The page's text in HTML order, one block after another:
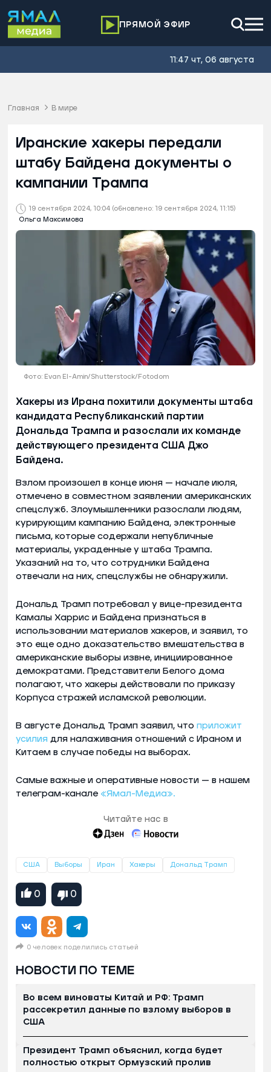
ПРЯМОЙ ЭФИР
11:47 чт, 06 августа
Главная В мире
19 сентября 2024, 10:04 (обновлено: 19 сентября 2024, 11:15)
Ольга Максимова
Иранские хакеры передали
штабу Байдена документы о
кампании Трампа
Фото: Evan El-Amin/Shutterstock/Fotodom
Хакеры из Ирана похитили документы штаба
кандидата Республиканский партии
Дональда Трампа и разослали их команде
действующего президента США Джо
Байдена.
Взлом произошел в конце июня — начале июля,
отмечено в совместном заявлении американских
спецслужб. Злоумышленники разослали людям,
курирующим кампанию Байдена, электронные
письма, которые содержали непубличные
материалы, украденные у штаба Трампа.
Указаний на то, что сотрудники Байдена
отвечали на них, спецслужбы не обнаружили.
Дональд Трамп потребовал у вице-президента
Камалы Харрис и Байдена признаться в
использовании материалов хакеров, и заявил, то
это еще одно доказательство вмешательства в
американские выборы извне, инициированное
демократами. Представители Белого дома
полагают, что хакеры действовали по приказу
Корпуса стражей исламской революции.
В августе Дональд Трамп заявил, что приложит
усилия для налаживания отношений с Ираном и
Китаем в случае победы на выборах.
Самые важные и оперативные новости — в нашем
телеграм-канале «Ямал-Медиа».
Читайте нас в
США Выборы Иран Хакеры Дональд Трамп
0 0
0 человек поделились статьей
НОВОСТИ ПО ТЕМЕ
Во всем виноваты Китай и РФ: Трамп
рассекретил данные по взлому выборов в
США
Президент Трамп объяснил, когда будет
полностью открыт Ормузский пролив